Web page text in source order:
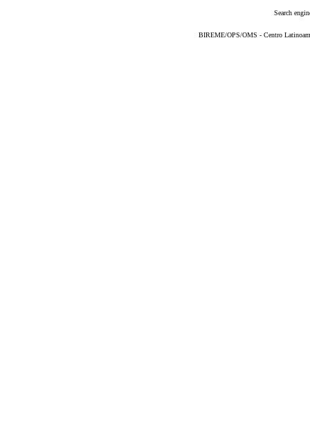
Search
BIREME/OPS/OMS - Centro